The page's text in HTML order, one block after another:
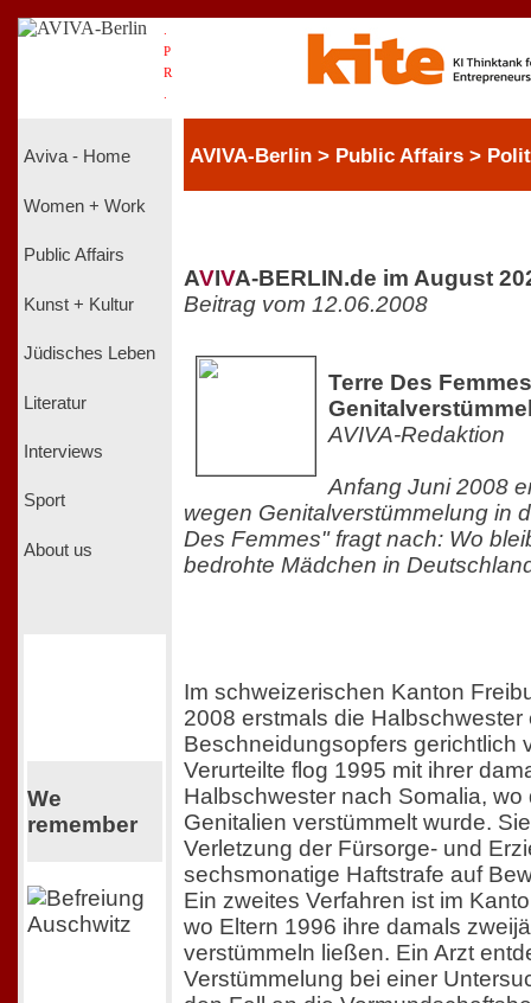
P
R
Aviva - Home
Women + Work
Public Affairs
Kunst + Kultur
Jüdisches Leben
Literatur
Interviews
Sport
About us
We
remember
AVIVA-Berlin > Public Affairs >
AVIVA-BERLIN.de im August
Beitrag vom 12.06.2008
Terre Des
AVIVA-Redaktion
Anfang Juni 2008
wegen Genitalverstümmelung in
Des Femmes" fragt nach: Wo
bedrohte Mädchen in
Im schweizerischen Kanton
2008 erstmals die Halbschwester
Beschneidungsopfers gerichtlich
Verurteilte flog 1995 mit ihrer
Halbschwester nach Somalia, wo
Genitalien verstümmelt wurde.
Verletzung der Fürsorge- und
sechsmonatige Haftstrafe auf
Ein zweites Verfahren ist im
wo Eltern 1996 ihre damals
verstümmeln ließen. Ein Arzt
Verstümmelung bei einer